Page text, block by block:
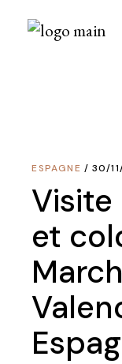
ESPAGNE 30/
et